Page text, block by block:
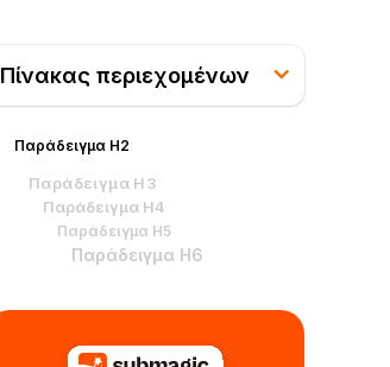
Πίνακας περιεχομένων
Παράδειγμα H2
Παράδειγμα H3
Παράδειγμα H4
Παράδειγμα H5
Παράδειγμα H6